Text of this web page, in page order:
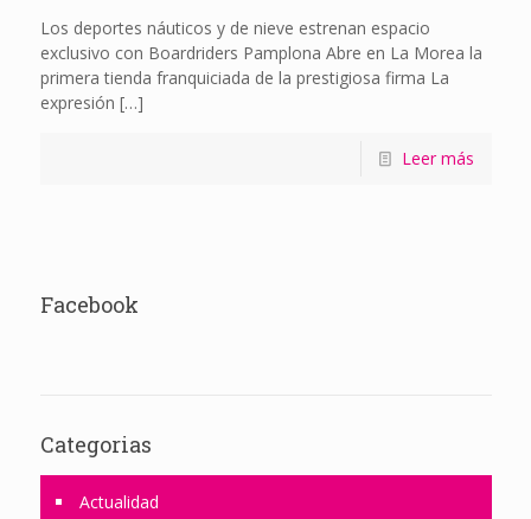
Los deportes náuticos y de nieve estrenan espacio
exclusivo con Boardriders Pamplona Abre en La Morea la
primera tienda franquiciada de la prestigiosa firma La
expresión […]
Leer más
Facebook
Categorias
Actualidad